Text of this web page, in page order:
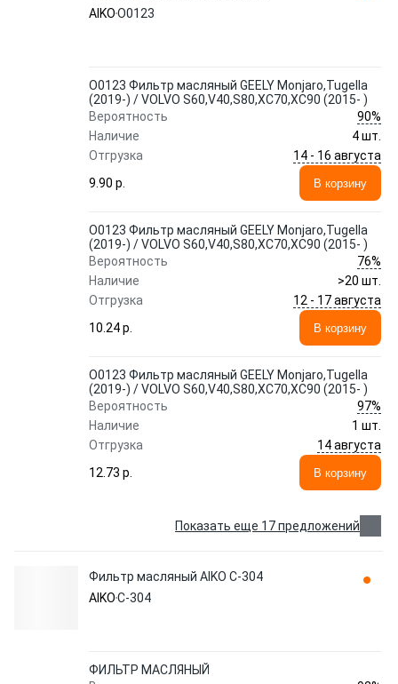
AIKOO0123
O0123 Фильтр масляный GEELY Monjaro,Tugella
(2019-) / VOLVO S60,V40,S80,XC70,XC90 (2015- )
Вероятность
90%
Наличие
4 шт.
Отгрузка
14 - 16 августа
9.90 p.
В корзину
O0123 Фильтр масляный GEELY Monjaro,Tugella
(2019-) / VOLVO S60,V40,S80,XC70,XC90 (2015- )
Вероятность
76%
Наличие
>20 шт.
Отгрузка
12 - 17 августа
10.24 p.
В корзину
O0123 Фильтр масляный GEELY Monjaro,Tugella
(2019-) / VOLVO S60,V40,S80,XC70,XC90 (2015- )
Вероятность
97%
Наличие
1 шт.
Отгрузка
14 августа
12.73 p.
В корзину
Показать еще 17 предложений
Фильтр масляный AIKO C-304
AIKOC-304
ФИЛЬТР МАСЛЯНЫЙ